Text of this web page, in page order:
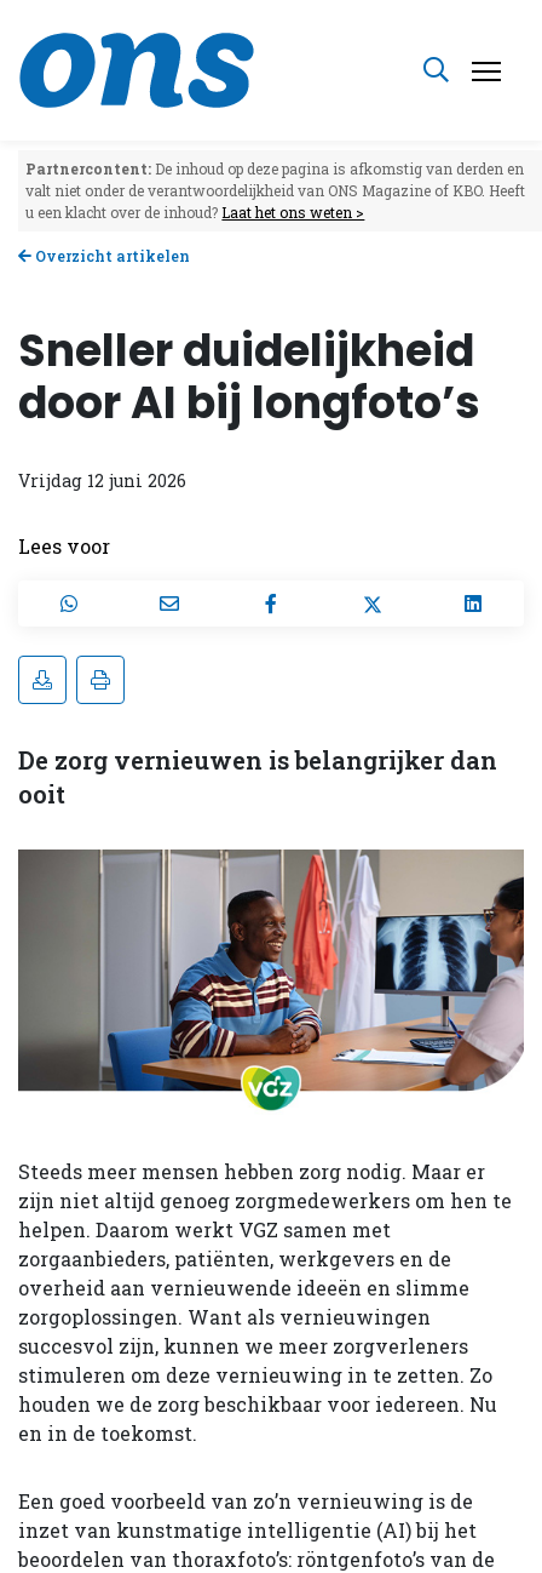
Partnercontent: De inhoud op deze pagina is afkomstig van derden en
valt niet onder de verantwoordelijkheid van ONS Magazine of KBO. Heeft
u een klacht over de inhoud?Laat het ons weten >
Overzicht artikelen
Sneller duidelijkheid
door AI bij longfoto’s
Vrijdag 12 juni 2026
Lees voor
De zorg vernieuwen is belangrijker dan
ooit
Steeds meer mensen hebben zorg nodig. Maar er
zijn niet altijd genoeg zorgmedewerkers om hen te
helpen. Daarom werkt VGZ samen met
zorgaanbieders, patiënten, werkgevers en de
overheid aan vernieuwende ideeën en slimme
zorgoplossingen. Want als vernieuwingen
succesvol zijn, kunnen we meer zorgverleners
stimuleren om deze vernieuwing in te zetten. Zo
houden we de zorg beschikbaar voor iedereen. Nu
en in de toekomst.
Een goed voorbeeld van zo’n vernieuwing is de
inzet van kunstmatige intelligentie (AI) bij het
beoordelen van thoraxfoto’s: röntgenfoto’s van de